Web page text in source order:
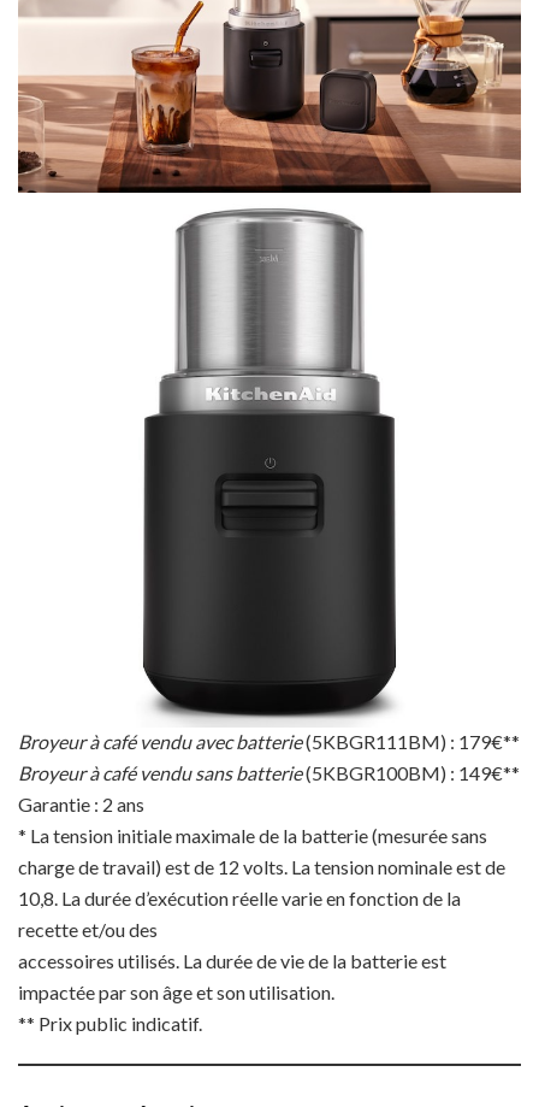
Broyeur à café vendu avec batterie(5KBGR111BM) : 179€**
Broyeur à café vendu sans batterie(5KBGR100BM) : 149€**
Garantie : 2 ans
* La tension initiale maximale de la batterie (mesurée sans
charge de travail) est de 12 volts. La tension nominale est de
10,8. La durée d’exécution réelle varie en fonction de la
recette et/ou des
accessoires utilisés. La durée de vie de la batterie est
impactée par son âge et son utilisation.
** Prix public indicatif.